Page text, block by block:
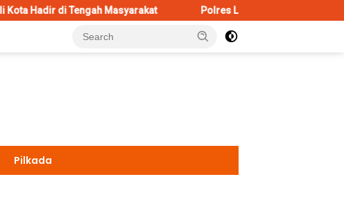
Masyarakat Polres Lumajang Kunci Pergerakan Api di
Pilkada